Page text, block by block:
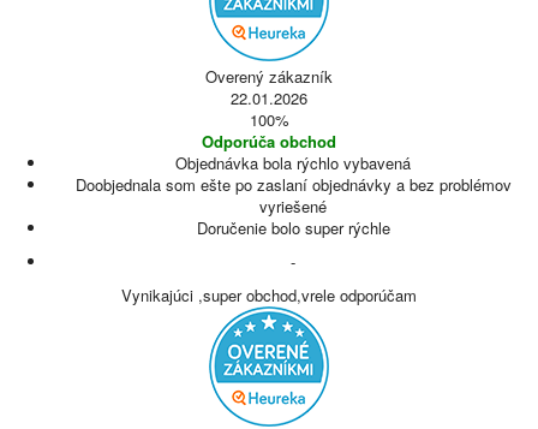
Overený zákazník
22.01.2026
100%
Odporúča obchod
Objednávka bola rýchlo vybavená
Doobjednala som ešte po zaslaní objednávky a bez problémov
vyriešené
Doručenie bolo super rýchle
-
Vynikajúci ,super obchod,vrele odporúčam